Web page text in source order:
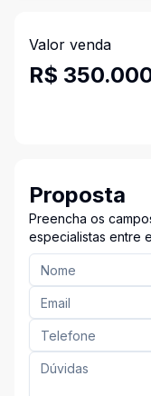
Valor venda
R$
Proposta
Preencha os
especialistas entre